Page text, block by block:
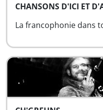
CHANSONS D'ICI ET
La francophonie dans